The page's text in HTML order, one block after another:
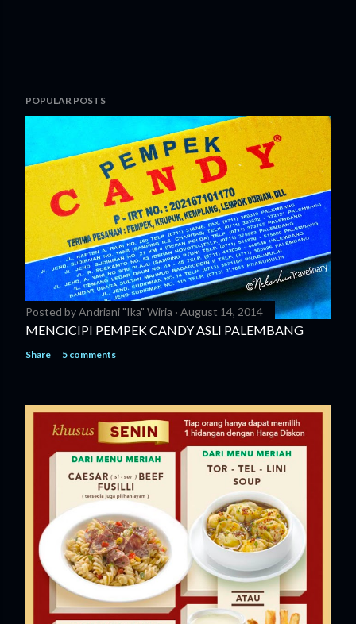
POPULAR POSTS
Posted byAndriani "Ika" Wiria August 14, 2014
MENCICIPI PEMPEK CANDY ASLI PALEMBANG
Share 5 comments